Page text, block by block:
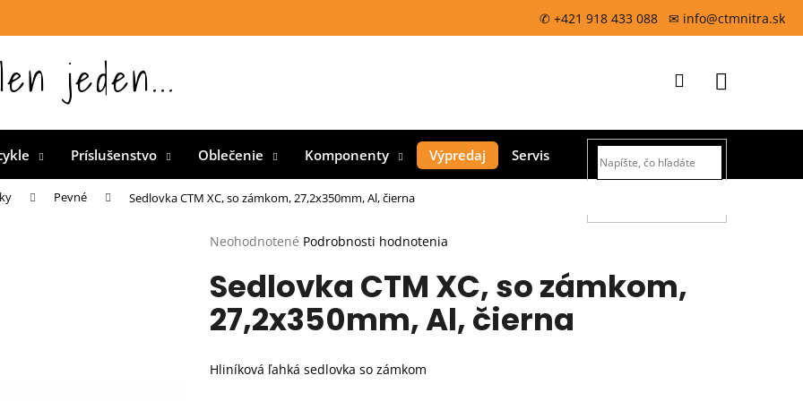
✆ +421 918 433 088 ✉ info@ctmnitra.sk
jeden...
Príslušenstvo Oblečenie Komponenty Výpredaj Servis
Prihlásenie
košík
Pevné Sedlovka CTM XC, so zámkom, 27,2x350mm, Al, čierna
Priemerné
produktu
je
0,0
z
Neohodnotené Podrobnosti hodnotenia
Sedlovka CTM XC, so zámkom,
27,2x350mm, Al, čierna
Hliníková ľahká sedlovka so zámkom